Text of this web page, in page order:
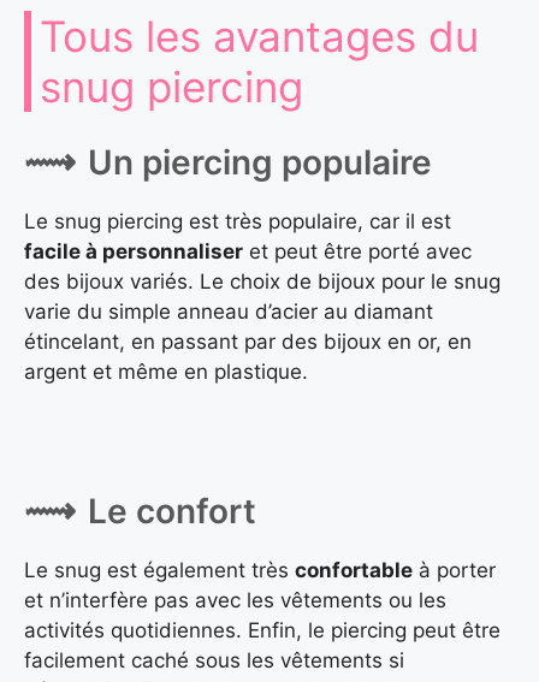
Tous les avantages du
snug piercing
Un piercing populaire
Le snug piercing est très populaire, car il est
facile à personnaliser et peut être porté avec
des bijoux variés. Le choix de bijoux pour le snug
varie du simple anneau d’acier au diamant
étincelant, en passant par des bijoux en or, en
argent et même en plastique.
Le confort
Le snug est également très confortable à porter
et n’interfère pas avec les vêtements ou les
activités quotidiennes. Enfin, le piercing peut être
facilement caché sous les vêtements si